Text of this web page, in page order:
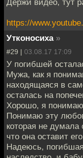
https://
Утконосиха »
#29 | 03.08.17 17:09
У погибшей
Мужа, как я
находящаяся в
осталась на
Хорошо, я
Понимаю эту
которая не
что она оставит
Надеюсь,